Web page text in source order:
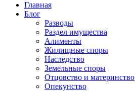
Главная
Блог
Разводы
Раздел имущества
Алименты
Жилищные споры
Наследство
Земельные споры
Отцовство и материнство
Опекунство